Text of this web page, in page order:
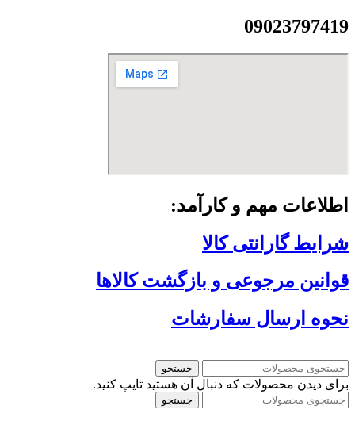
09023797419
اطلاعات مهم و کارآمد:
شرایط گارانتی کالا
قوانین مرجوعی و بازگشت کالاها
نحوه ارسال سفارشات
جستجو
برای دیدن محصولات که دنبال آن هستید تایپ کنید.
جستجو